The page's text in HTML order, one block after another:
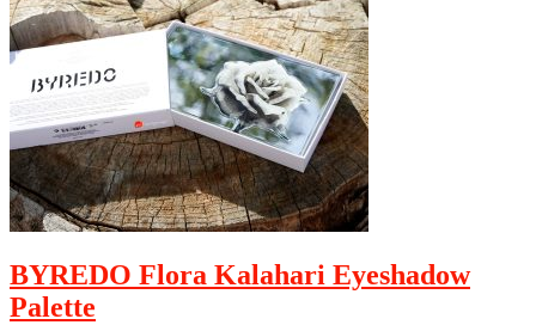
BYREDO Flora Kalahari Eyeshadow
Palette